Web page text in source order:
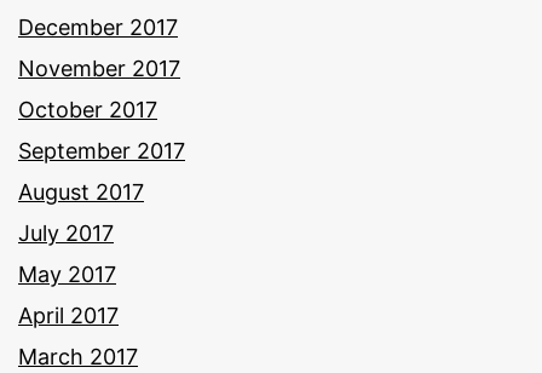
December 2017
November 2017
October 2017
September 2017
August 2017
July 2017
May 2017
April 2017
March 2017